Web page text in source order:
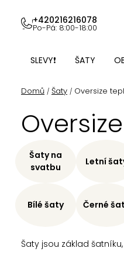
obsah
+420216216078
Po-Pá: 8:00-18:00
SLEVY❗ ŠATY
Domů / Šaty / Oversize
Šaty jsou základ
Šaty na
svatbu
Letní
Bílé šaty Černé